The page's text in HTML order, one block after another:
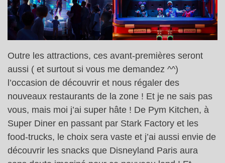
Outre les attractions, ces avant-premières seront
aussi ( et surtout si vous me demandez ^^)
l’occasion de découvrir et nous régaler des
nouveaux restaurants de la zone ! Et je ne sais pas
vous, mais moi j’ai super hâte ! De Pym Kitchen, à
Super Diner en passant par Stark Factory et les
food-trucks, le choix sera vaste et j’ai aussi envie de
découvrir les snacks que Disneyland Paris aura